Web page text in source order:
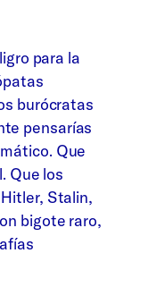
para la
burócratas
pensarías
Que
Que los
Stalin,
bigote raro,